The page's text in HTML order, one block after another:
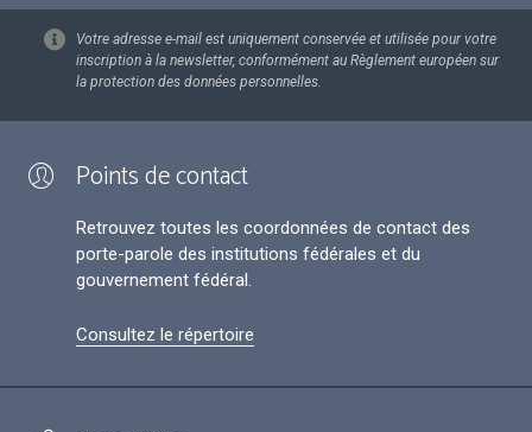
Votre adresse e-mail est uniquement conservée et utilisée pour votre
inscription à la newsletter, conformément au Règlement européen sur
la protection des données personnelles.
Points de contact
Retrouvez toutes les coordonnées de contact des
porte-parole des institutions fédérales et du
gouvernement fédéral.
Consultez le répertoire